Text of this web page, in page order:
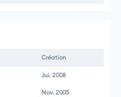
Création
Jui. 2008
Nov. 2005